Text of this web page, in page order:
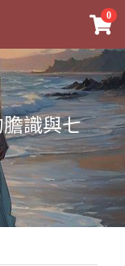
0
識與七
×